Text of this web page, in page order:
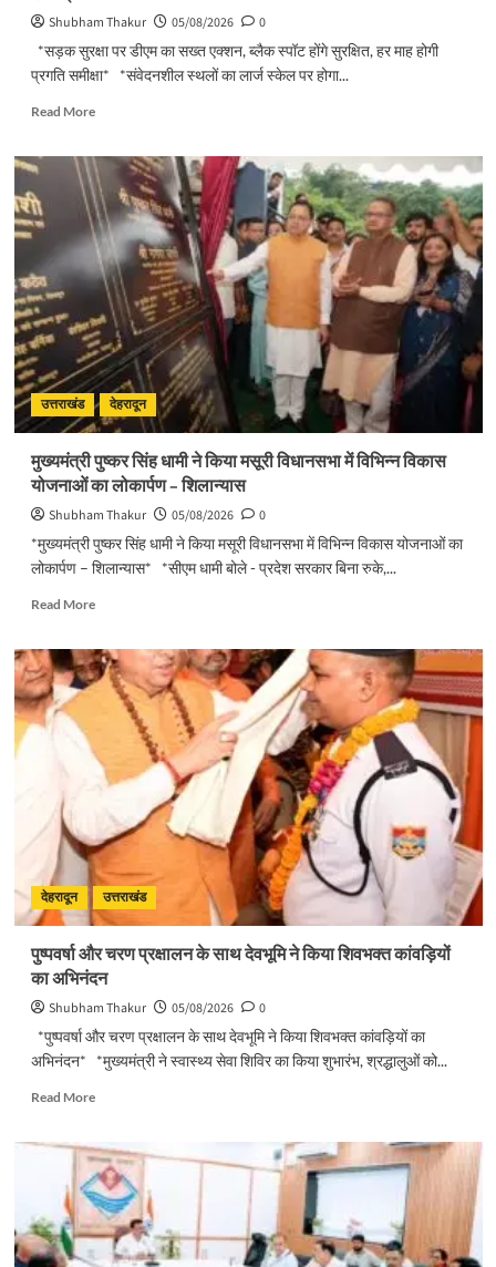
Shubham Thakur 05/08/2026
0
*सड़क सुरक्षा पर डीएम का सख्त एक्शन, ब्लैक स्पॉट होंगे सुरक्षित, हर माह होगी
प्रगति समीक्षा* *संवेदनशील स्थलों का लार्ज स्केल पर होगा...
Read MoreRead
सड़क
सुरक्षा
पर
डीएम
का
सख्त
एक्शन,
ब्लैक
स्पॉट
होंगे
सुरक्षित,
हर
माह
प्रगति
समीक्षा
उत्तराखंड देहरादून
मुख्यमंत्री पुष्कर सिंह धामी ने किया मसूरी विधानसभा में विभिन्न विकास
योजनाओं का लोकार्पण – शिलान्यास
Shubham Thakur 05/08/2026
0
*मुख्यमंत्री पुष्कर सिंह धामी ने किया मसूरी विधानसभा में विभिन्न विकास योजनाओं का
लोकार्पण – शिलान्यास* *सीएम धामी बोले - प्रदेश सरकार बिना रुके,...
Read MoreRead
मुख्यमंत्री
पुष्कर
ने
किया
मसूरी
विभिन्न
विकास
योजनाओं
का
–
शिलान्यास
देहरादून उत्तराखंड
पुष्पवर्षा और चरण प्रक्षालन के साथ देवभूमि ने किया शिवभक्त कांवड़ियों
का अभिनंदन
Shubham Thakur 05/08/2026
0
*पुष्पवर्षा और चरण प्रक्षालन के साथ देवभूमि ने किया शिवभक्त कांवड़ियों का
अभिनंदन* *मुख्यमंत्री ने स्वास्थ्य सेवा शिविर का किया शुभारंभ, श्रद्धालुओं को...
Read MoreRead
पुष्पवर्षा
और
चरण
प्रक्षालन
के
साथ